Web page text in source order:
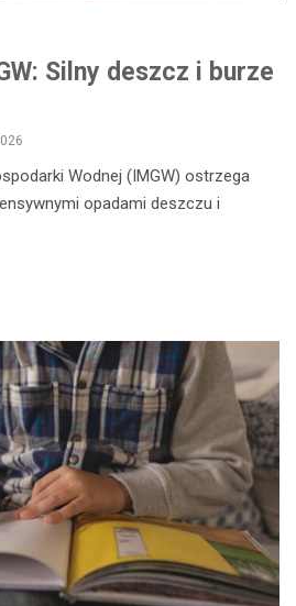
Silny deszcz i burze
Wodnej (IMGW) ostrzega
opadami deszczu i